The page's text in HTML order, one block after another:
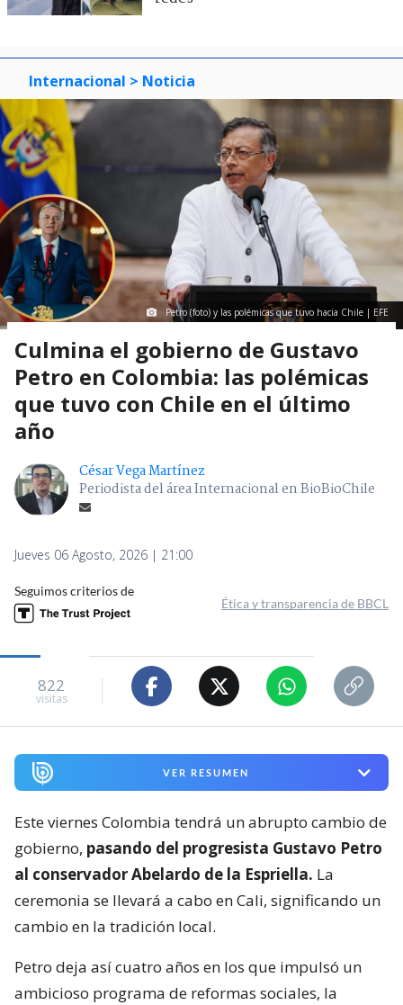
Internacional > Noticia
Petro (foto) y las polémicas que tuvo hacia Chile | EFE
Culmina el gobierno de Gustavo
Petro en Colombia: las polémicas
que tuvo con Chile en el último
año
César Vega Martínez
Periodista del área Internacional en BioBioChile
Jueves 06 Agosto, 2026 | 21:00
Seguimos criterios de
Ética y transparencia de BBCL
822
visitas
VER RESUMEN
Este viernes Colombia tendrá un abrupto cambio de
gobierno, pasando del progresista Gustavo Petro
al conservador Abelardo de la Espriella. La
ceremonia se llevará a cabo en Cali, significando un
cambio en la tradición local.
Petro deja así cuatro años en los que impulsó un
ambicioso programa de reformas sociales, la